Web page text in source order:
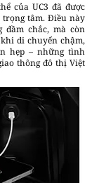
của UC3 đã được
tâm. Điều này
đầm chắc, mà còn
di chuyển chậm,
hẹp – những tình
thông đô thị Việt